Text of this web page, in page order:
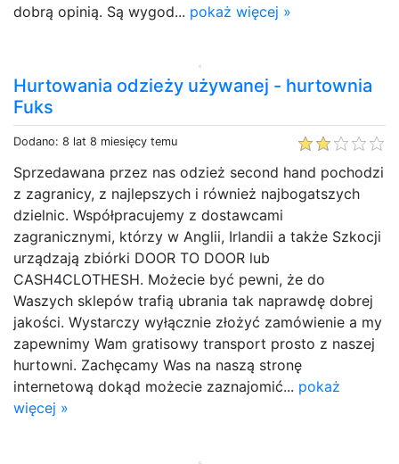
dobrą opinią. Są wygod... pokaż więcej »
Hurtowania odzieży używanej - hurtownia
Fuks
Dodano: 8 lat 8 miesięcy temu
Sprzedawana przez nas odzież second hand pochodzi
z zagranicy, z najlepszych i również najbogatszych
dzielnic. Współpracujemy z dostawcami
zagranicznymi, którzy w Anglii, Irlandii a także Szkocji
urządzają zbiórki DOOR TO DOOR lub
CASH4CLOTHESH. Możecie być pewni, że do
Waszych sklepów trafią ubrania tak naprawdę dobrej
jakości. Wystarczy wyłącznie złożyć zamówienie a my
zapewnimy Wam gratisowy transport prosto z naszej
hurtowni. Zachęcamy Was na naszą stronę
internetową dokąd możecie zaznajomić... pokaż
więcej »